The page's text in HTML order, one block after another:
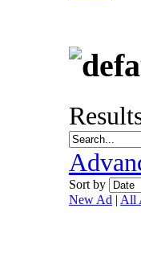
Sort by
New Ad | All